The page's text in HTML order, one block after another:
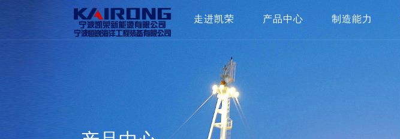
走进凯荣 产品中心 制造能力
了解凯荣
企业文化
组织架构
合作伙伴
荣誉奖项